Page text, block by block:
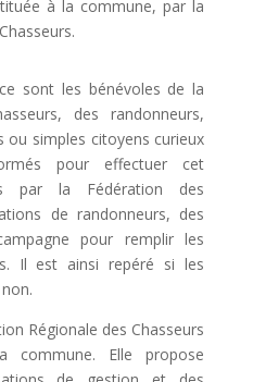
à la commune, par la
sont les bénévoles de la
des randonneurs,
ou simples citoyens curieux
pour effectuer cet
par la Fédération des
de randonneurs, des
pour remplir les
Il est ainsi repéré si les
Régionale des Chasseurs
Elle propose